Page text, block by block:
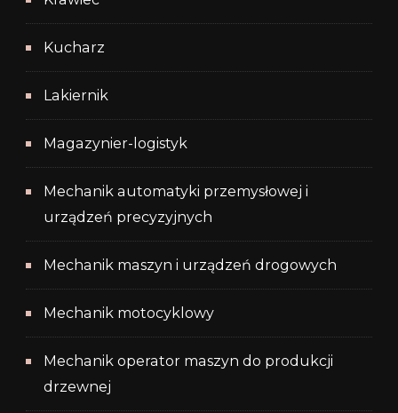
Kucharz
Lakiernik
Magazynier-logistyk
Mechanik automatyki przemysłowej i
urządzeń precyzyjnych
Mechanik maszyn i urządzeń drogowych
Mechanik motocyklowy
Mechanik operator maszyn do produkcji
drzewnej